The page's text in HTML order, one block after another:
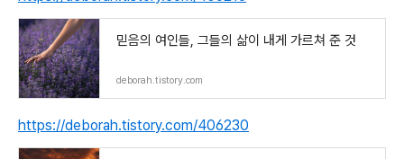
믿음의 여인들, 그들의 삶이 내게 가르쳐 준 것
deborah.tistory.com
https://deborah.tistory.com/406230